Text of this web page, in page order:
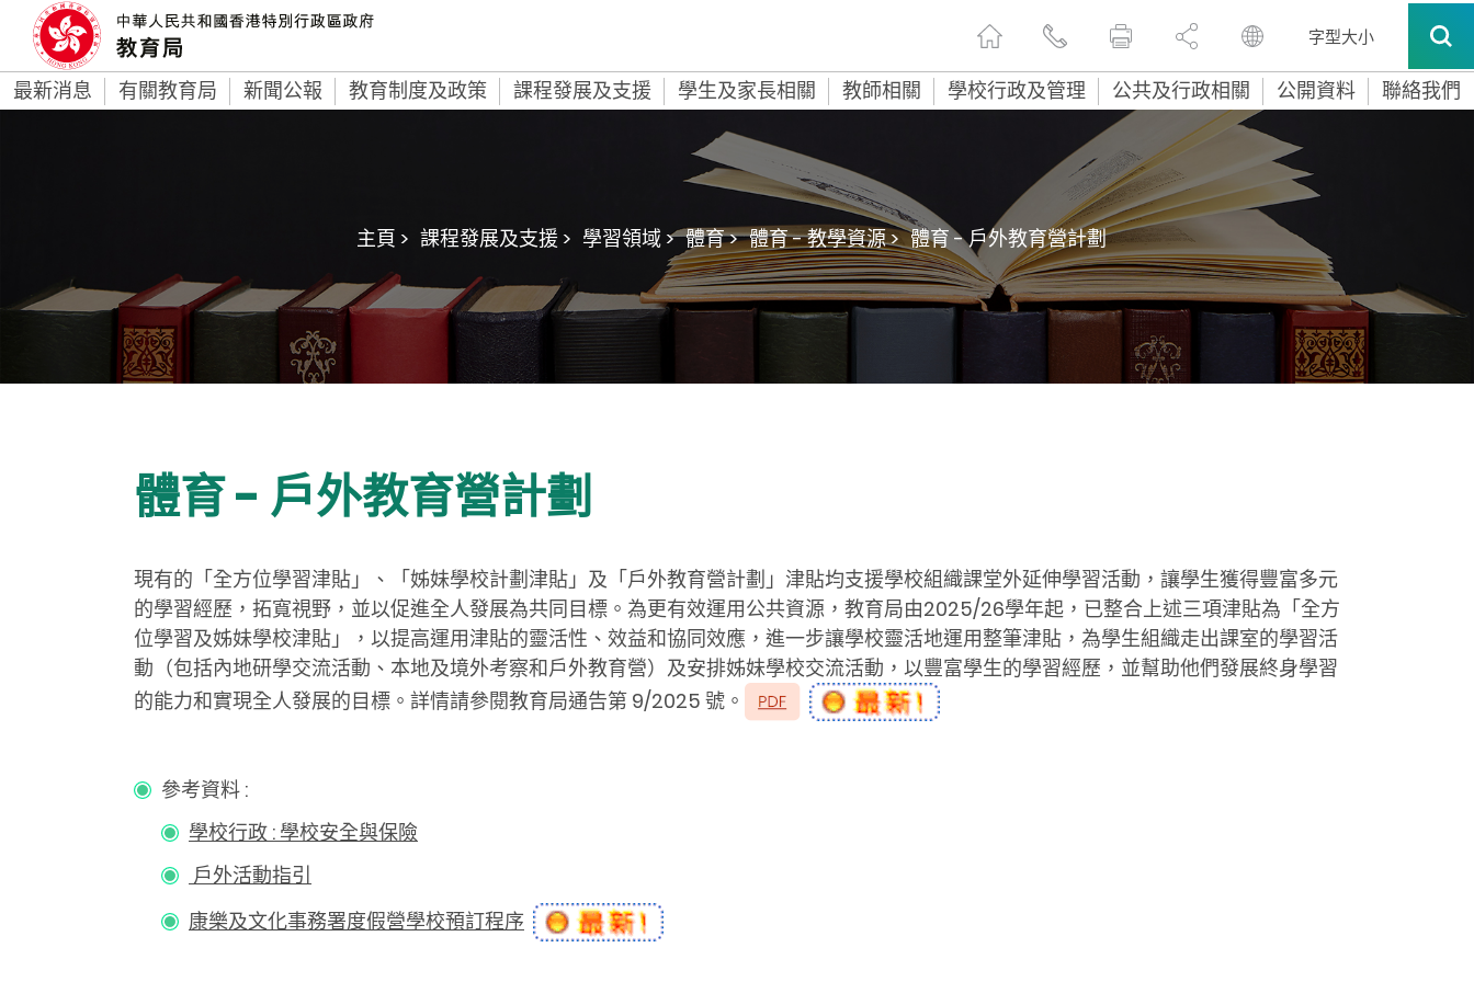
字型大小
最新消息 有關教育局 新聞公報 教育制度及政策 課程發展及支援 學生及家長相關 教師相關 學校行政及管理 公共及行政相關 公開資料 聯絡我們
主頁 > 課程發展及支援 > 學習領域 > 體育 > 體育 - 教學資源 > 體育 - 戶外教育營計劃
體育 - 戶外教育營計劃
現有的「全方位學習津貼」、「姊妹學校計劃津貼」及「戶外教育營計劃」津貼均支援學校組織課堂外延伸學習活動，讓學生獲得豐富多元
的學習經歷，拓寬視野，並以促進全人發展為共同目標。為更有效運用公共資源，教育局由2025/26學年起，已整合上述三項津貼為「全方
位學習及姊妹學校津貼」，以提高運用津貼的靈活性、效益和協同效應，進一步讓學校靈活地運用整筆津貼，為學生組織走出課室的學習活
動（包括內地研學交流活動、本地及境外考察和戶外教育營）及安排姊妹學校交流活動，以豐富學生的學習經歷，並幫助他們發展終身學習
的能力和實現全人發展的目標。詳情請參閱教育局通告第 9/2025 號。
參考資料 :
學校行政 : 學校安全與保險
戶外活動指引
康樂及文化事務署度假營學校預訂程序